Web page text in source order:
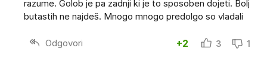
razume. Golob je pa zadnji ki je to sposoben dojeti. Bolj
butastih ne najdeš. Mnogo mnogo predolgo so vladali
Odgovori +2 3 1